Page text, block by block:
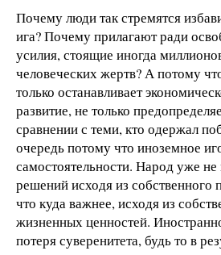
Почему люди так стремятся
ига? Почему прилагают ради
усилия, стоящие иногда
человеческих жертв? А потому
только останавливает
развитие, не только
сравнении с теми, кто одержал
очередь потому что иноземное
самостоятельности. Народ уже
решений исходя из собственного
что куда важнее, исходя из
жизненных ценностей.
потеря суверенитета, будь то в